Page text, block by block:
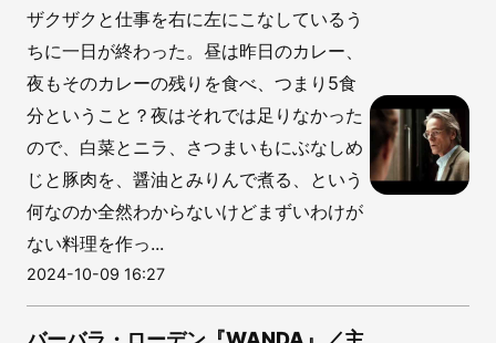
ザクザクと仕事を右に左にこなしているう
ちに一日が終わった。昼は昨日のカレー、
夜もそのカレーの残りを食べ、つまり5食
分ということ？夜はそれでは足りなかった
ので、白菜とニラ、さつまいもにぶなしめ
じと豚肉を、醤油とみりんで煮る、という
何なのか全然わからないけどまずいわけが
ない料理を作っ...
2024-10-09 16:27